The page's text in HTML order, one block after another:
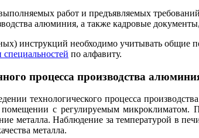
работ и предъявляемых
алюминия, а также кадровые
инструкций необходимо учитывать общие
специальностей по алфавиту.
процесса производства
технологического процесса
помещении с регулируемым
металла. Наблюдение за температурой в
металла.